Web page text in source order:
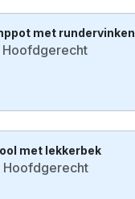
met rundervinken
Hoofdgerecht
met lekkerbek
Hoofdgerecht